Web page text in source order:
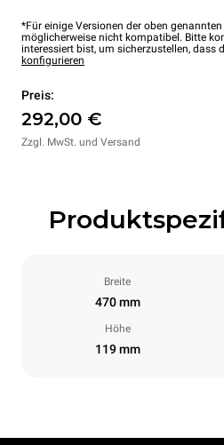
*Für einige Versionen der oben
möglicherweise nicht kompatibel. Bitte
interessiert bist, um sicherzustellen, dass
konfigurieren
Preis:
292,00 €
Zzgl. MwSt. und Versand
Breite
470 mm
Höhe
119 mm